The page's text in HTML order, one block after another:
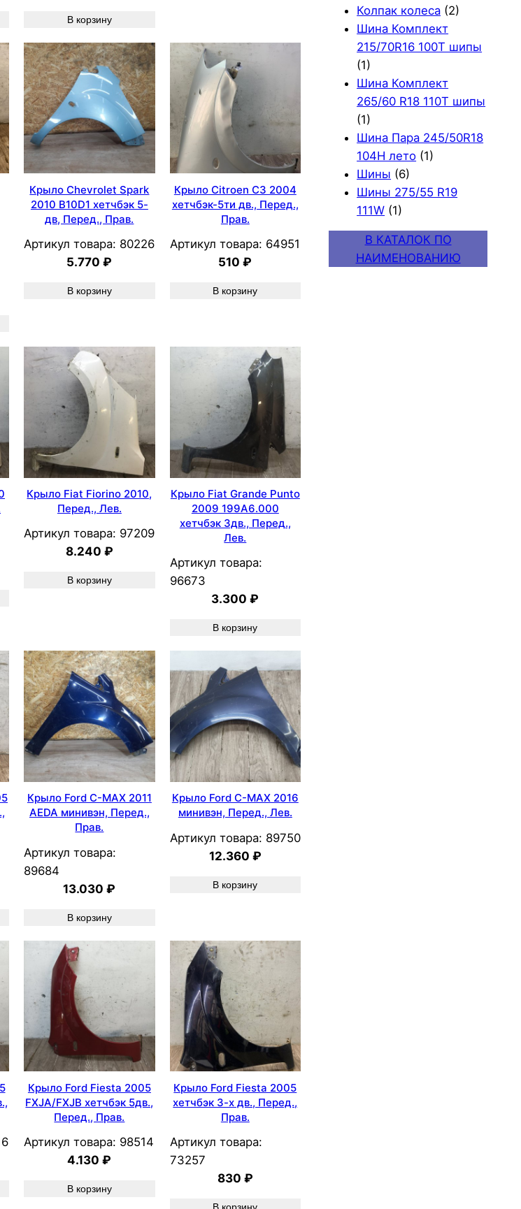
В корзину
Крыло Chevrolet Spark
2010 B10D1 хетчбэк 5-
дв, Перед., Прав.
Артикул товара: 80226
5.770₽
В корзину
Крыло Citroen C3 2004
хетчбэк-5ти дв., Перед.,
Прав.
Артикул товара: 64951
510₽
В корзину
Крыло Fiat Fiorino 2010,
Перед., Лев.
Артикул товара: 97209
8.240 ₽
В корзину
Крыло Fiat Grande Punto
2009 199A6.000
хетчбэк 3дв., Перед.,
Лев.
Артикул товара:
96673
3.300₽
В корзину
Крыло Ford C-MAX 2011
AEDA минивэн, Перед.,
Прав.
Артикул товара:
89684
13.030₽
В корзину
Крыло Ford C-MAX 2016
минивэн, Перед., Лев.
Артикул товара: 89750
12.360 ₽
В корзину
Крыло Ford Fiesta 2005
FXJA/FXJB хетчбэк 5дв.,
Перед., Прав.
Артикул товара: 98514
4.130₽
В корзину
Крыло Ford Fiesta 2005
хетчбэк 3-х дв., Перед.,
Прав.
Артикул товара:
73257
830 ₽
Колпак колеса (2)
Шина Комплект
215/70R16 100T шипы
(1)
Шина Комплект
265/60 R18 110T шипы
(1)
Шина Пара 245/50R18
104H лето (1)
Шины (6)
Шины 275/55 R19
111W (1)
В КАТАЛОК ПО
НАИМЕНОВАНИЮ